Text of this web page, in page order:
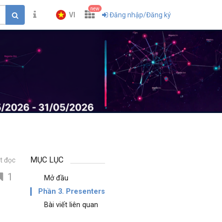
VI
new
Đăng nhập/Đăng ký
đọc
1
MỤC LỤC
Mở đầu
Phần 3. Presenters
Bài viết liên quan